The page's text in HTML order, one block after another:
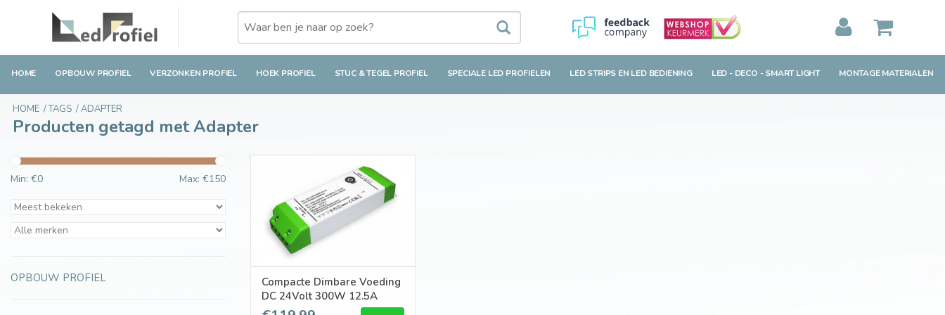
HOME OPBOUW PROFIEL VERZONKEN PROFIEL HOEK PROFIEL STUC & TEGEL PROFIEL SPECIALE LED PROFIELEN LED STRIPS EN LED BEDIENING LED - DECO - SMART LIGHT MONTAGE MATERIALEN
HOME /TAGS /ADAPTER
Producten getagd met Adapter
Min: €0 Max: €150
OPBOUW PROFIEL
Compacte Dimbare Voeding
DC 24Volt 300W 12.5A